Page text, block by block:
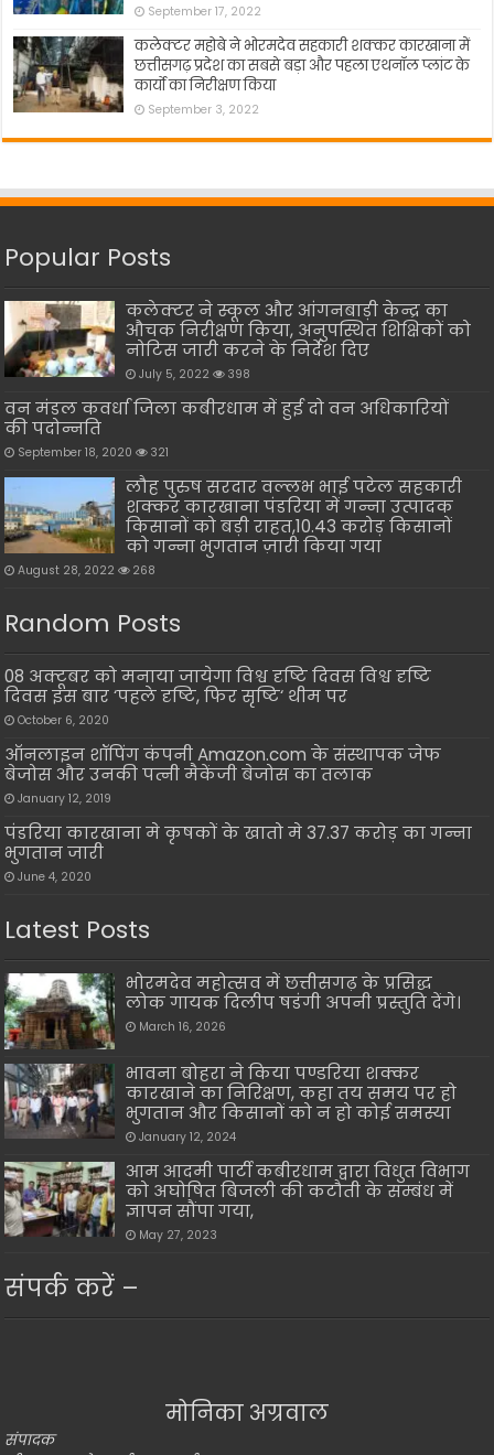
September 17, 2022
कलेक्टर महोबे ने भोरमदेव सहकारी शक्कर कारखाना में
छत्तीसगढ़ प्रदेश का सबसे बड़ा और पहला एथनॉल प्लांट के
कार्यो का निरीक्षण किया
September 3, 2022
Popular Posts
कलेक्टर ने स्कूल और आंगनबाड़ी केन्द्र का
औचक निरीक्षण किया, अनुपस्थित शिक्षिकों को
नोटिस जारी करने के निर्देश दिए
July 5, 2022 398
वन मंडल कवर्धा जिला कबीरधाम में हुई दो वन अधिकारियों
की पदोन्नति
September 18, 2020 321
लौह पुरुष सरदार वल्लभ भाई पटेल सहकारी
शक्कर कारखाना पंडरिया में गन्ना उत्पादक
किसानों को बड़ी राहत,10.43 करोड़ किसानों
को गन्ना भुगतान ज़ारी किया गया
August 28, 2022 268
Random Posts
08 अक्टूबर को मनाया जायेगा विश्व दृष्टि दिवस विश्व दृष्टि
दिवस इस बार ‘पहले दृष्टि, फिर सृष्टि‘ थीम पर
October 6, 2020
ऑनलाइन शॉपिंग कंपनी Amazon.com के संस्थापक जेफ
बेजोस और उनकी पत्नी मैकेंजी बेजोस का तलाक
January 12, 2019
पंडरिया कारखाना मे कृषकों के खातो मे 37.37 करोड़ का गन्ना
भुगतान जारी
June 4, 2020
Latest Posts
भोरमदेव महोत्सव में छत्तीसगढ़ के प्रसिद्ध
लोक गायक दिलीप षडंगी अपनी प्रस्तुति देंगे।
March 16, 2026
भावना बोहरा ने किया पण्डरिया शक्कर
कारखाने का निरिक्षण, कहा तय समय पर हो
भुगतान और किसानों को न हो कोई समस्या
January 12, 2024
आम आदमी पार्टी कबीरधाम द्वारा विधुत विभाग
को अघोषित बिजली की कटौती के सम्बंध में
ज्ञापन सौंपा गया,
May 27, 2023
संपर्क करें –
मोनिका अग्रवाल
संपादक